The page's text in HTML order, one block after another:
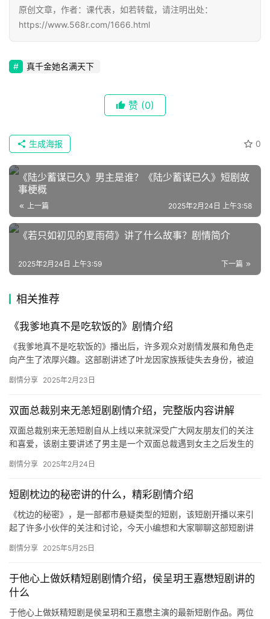
文
集
榜
递
🌱
博
主
选
🎬
短
剧
剧
场
登录 注册
原创文章，作者：课代表，如若转载，请注明出处：
https://www.568r.com/1666.html
真千金她名满天下
赞 (0)
0
生成海报
《陆少蓄谋已久》男主是谁？《陆少蓄谋已久》短剧故
事梗概
上一篇 2025年2月24日 上午3:58
《若只如初见的夏雨荷》讲了什么故事？剧情简介
下一篇
2025年2月24日 上午3:59
相关推荐
《我爹地真不是吃软饭的》剧情介绍
《我爹地真不是吃软饭的》播出后，许多观众对剧情发展和角色走
向产生了浓厚兴趣。这部剧讲述了叶龙因家族叛徒失去身份，被迫
了身份…
剧情分享 2025年2月23日
双面总裁别来无恙短剧剧情介绍，完整版内容讲解
双面总裁别来无恙短剧自从上线以来就深受广大网友朋友们的关注
和喜爱，该剧主要讲述了男主是一个双面总裁遇到女主之后发生的
剧情分享 2025年2月24日
短剧枕边的秘密讲的什么，精彩剧情介绍
《枕边的秘密》，是一部都市悬疑类型的短剧，该短剧开播以来引
起了许多小伙伴的关注和讨论，今天小编想和大家聊聊这部短剧讲
剧枕…
剧情分享 2025年5月25日
于他心上做妖精短剧剧情介绍，侯呈玥王嘉懋短剧讲的
什么
于他心上做妖精短剧是侯呈玥和王嘉懋主演的最新短剧作品。两位